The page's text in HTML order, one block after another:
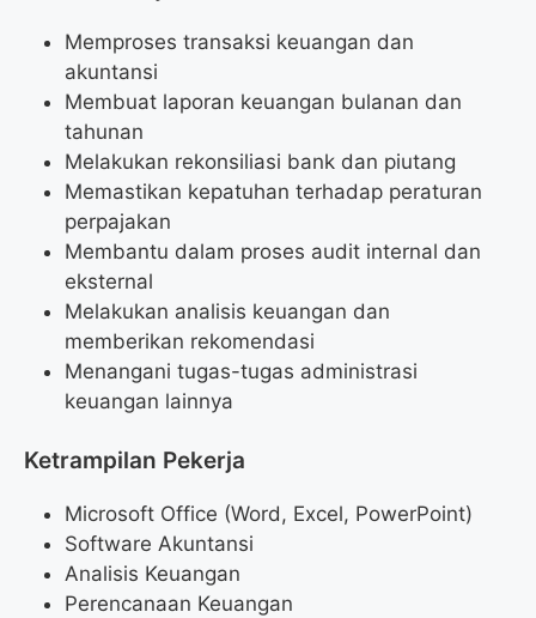
Memproses transaksi keuangan dan
akuntansi
Membuat laporan keuangan bulanan dan
tahunan
Melakukan rekonsiliasi bank dan piutang
Memastikan kepatuhan terhadap peraturan
perpajakan
Membantu dalam proses audit internal dan
eksternal
Melakukan analisis keuangan dan
memberikan rekomendasi
Menangani tugas-tugas administrasi
keuangan lainnya
Ketrampilan Pekerja
Microsoft Office (Word, Excel, PowerPoint)
Software Akuntansi
Analisis Keuangan
Perencanaan Keuangan